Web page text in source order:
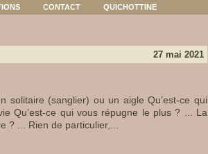
CONTACT QUICHOTTINE
27 mai 2021
solitaire (sanglier) ou un aigle Qu’est-ce qui
Qu’est-ce qui vous répugne le plus ? ... La
? ... Rien de particulier,...